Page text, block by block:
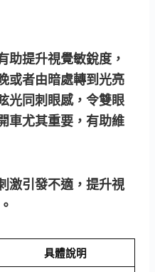
助提升視覺敏銳度，
或者由暗處轉到光亮
光同刺眼感，令雙眼
車尤其重要，有助維
激引發不適，提升視
。
具體說明